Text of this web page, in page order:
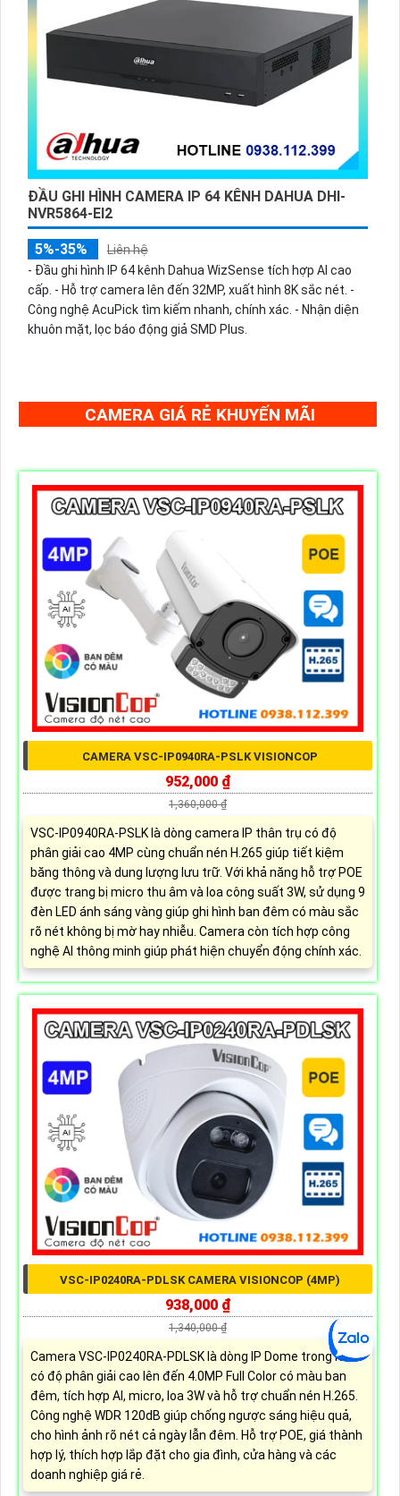
ĐẦU GHI HÌNH CAMERA IP 64 KÊNH DAHUA DHI-
NVR5864-EI2
5%-35%
Liên hệ
- Đầu ghi hình IP 64 kênh Dahua WizSense tích hợp AI cao
cấp. - Hỗ trợ camera lên đến 32MP, xuất hình 8K sắc nét. -
Công nghệ AcuPick tìm kiếm nhanh, chính xác. - Nhận diện
khuôn mặt, lọc báo động giả SMD Plus.
CAMERA GIÁ RẺ KHUYẾN MÃI
CAMERA VSC-IP0940RA-PSLK VISIONCOP
952,000 ₫
1,360,000 ₫
VSC-IP0940RA-PSLK là dòng camera IP thân trụ có độ
phân giải cao 4MP cùng chuẩn nén H.265 giúp tiết kiệm
băng thông và dung lượng lưu trữ. Với khả năng hỗ trợ POE
được trang bị micro thu âm và loa công suất 3W, sử dụng 9
đèn LED ánh sáng vàng giúp ghi hình ban đêm có màu sắc
rõ nét không bị mờ hay nhiễu. Camera còn tích hợp công
nghệ AI thông minh giúp phát hiện chuyển động chính xác.
VSC-IP0240RA-PDLSK CAMERA VISIONCOP (4MP)
938,000 ₫
1,340,000 ₫
Camera VSC-IP0240RA-PDLSK là dòng IP Dome trong nhà
có độ phân giải cao lên đến 4.0MP Full Color có màu ban
đêm, tích hợp AI, micro, loa 3W và hỗ trợ chuẩn nén H.265.
Công nghệ WDR 120dB giúp chống ngược sáng hiệu quả,
cho hình ảnh rõ nét cả ngày lẫn đêm. Hỗ trợ POE, giá thành
hợp lý, thích hợp lắp đặt cho gia đình, cửa hàng và các
doanh nghiệp giá rẻ.